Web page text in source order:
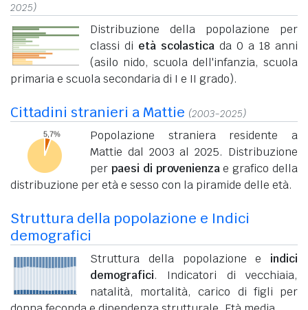
2025)
Distribuzione della popolazione per
classi di età scolastica da 0 a 18 anni
(asilo nido, scuola dell'infanzia, scuola
primaria e scuola secondaria di I e II grado).
Cittadini stranieri a Mattie (2003-2025)
Popolazione straniera residente a
Mattie dal 2003 al 2025. Distribuzione
per paesi di provenienzae grafico della
distribuzione per età e sesso con la piramide delle età.
Struttura della popolazione e Indici
demografici
Struttura della popolazione e indici
demografici. Indicatori di vecchiaia,
natalità, mortalità, carico di figli per